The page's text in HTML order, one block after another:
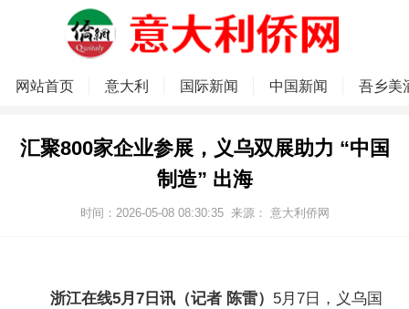
网站首页 意大利 国际新闻 中国新闻 吾乡美
汇聚800家企业参展，义乌双展助力 “中国
制造” 出海
时间：2026-05-08 08:30:35 来源： 意大利侨网
浙江在线5月7日讯（记者 陈雷） 5月7日，义乌国